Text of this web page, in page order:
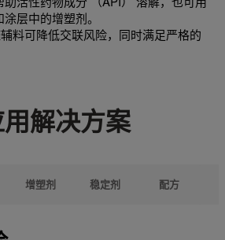
层中的增塑剂。
料可降低交联风险，同时满足严格的
解决方案
增塑剂 稳定剂 配方